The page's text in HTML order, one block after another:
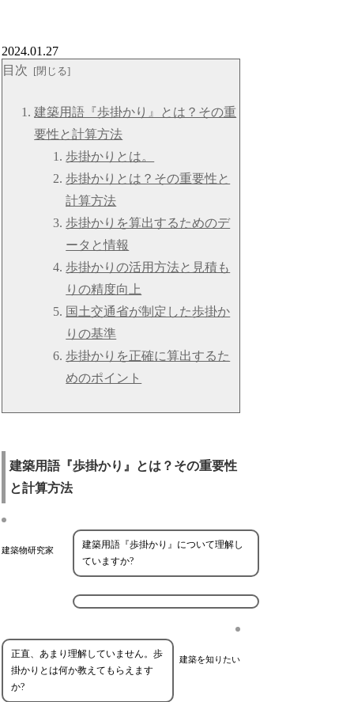
2024.01.27
目次
建築用語『歩掛かり』とは？その重
要性と計算方法
歩掛かりとは。
歩掛かりとは？その重要性と
計算方法
歩掛かりを算出するためのデ
ータと情報
歩掛かりの活用方法と見積も
りの精度向上
国土交通省が制定した歩掛か
りの基準
歩掛かりを正確に算出するた
めのポイント
建築用語『歩掛かり』とは？その重要性
と計算方法
建築物研究家
建築用語『歩掛かり』について理解し
ていますか?
建築を知りたい
正直、あまり理解していません。歩
掛かりとは何か教えてもらえます
か?